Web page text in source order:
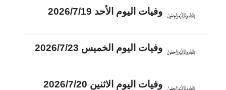
وفيات اليوم الأحد 2026/7/19
وفيات اليوم الخميس 2026/7/23
وفيات اليوم الاثنين 2026/7/20